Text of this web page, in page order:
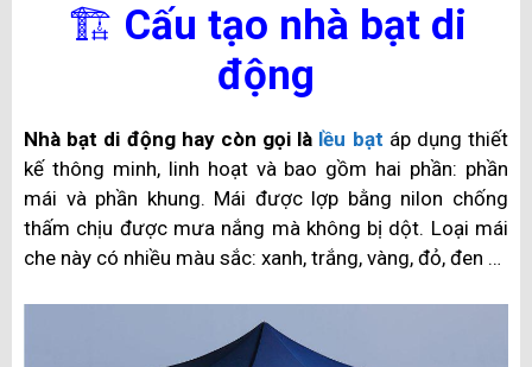
🏗️ Cấu tạo nhà bạt di
động
Nhà bạt di động hay còn gọi là lều bạt áp dụng thiết
kế thông minh, linh hoạt và bao gồm hai phần: phần
mái và phần khung. Mái được lợp bằng nilon chống
thấm chịu được mưa nắng mà không bị dột. Loại mái
che này có nhiều màu sắc: xanh, trắng, vàng, đỏ, đen …